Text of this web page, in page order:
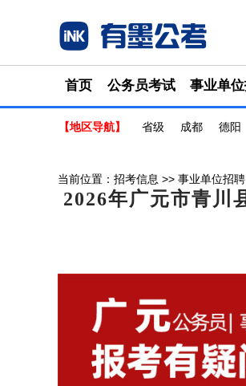
首页 公务员考试 事业单
【地区导航】 省级 成都 德阳
当前位置： 招考信息 >> 事业单位招聘
2026年广元市青川